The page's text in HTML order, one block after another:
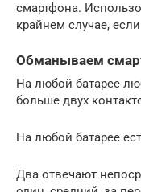
смартфона.
крайнем случае,
Обманываем
На любой батарее
больше двух
На любой батарее
Два отвечают